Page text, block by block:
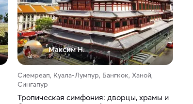
Максим H.
Сиемреап, Куала-Лумпур, Бангкок, Ханой,
Сингапур
Тропическая симфония: дворцы, храмы и